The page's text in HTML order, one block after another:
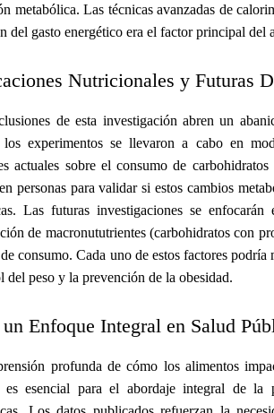
metabólica. Las técnicas avanzadas de
del gasto energético era el factor principal del
Nutricionales y Futuras
de esta investigación abren un
los experimentos se llevaron a cabo en
actuales sobre el consumo de
personas para validar si estos cambios
Las futuras investigaciones se
de macronututrientes (carbohidratos con
consumo. Cada uno de estos factores
del peso y la prevención de la obesidad.
Enfoque Integral en Salud
profunda de cómo los alimentos
es esencial para el abordaje integral de la